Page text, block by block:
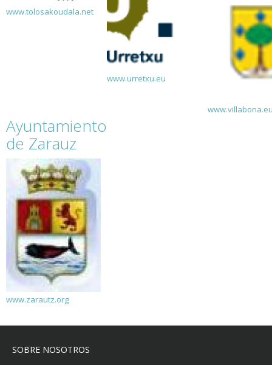
www.tolosakoudala.net
www.urretxu.eu
Ayuntamiento
de Zarauz
www.zarautz.org
SOBRE NOSOTROS